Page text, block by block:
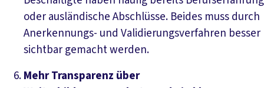
oder ausländische Abschlüsse. Beides muss durch
Anerkennungs- und Validierungsverfahren besser
sichtbar gemacht werden.
Mehr Transparenz über